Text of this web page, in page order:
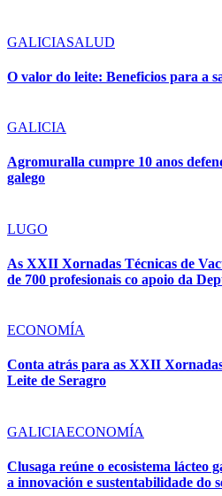
GALICIASALUD
O valor do leite: Beneficios para a
GALICIA
Agromuralla cumpre 10 anos
galego
LUGO
As XXII Xornadas Técnicas de
de 700 profesionais co apoio da
ECONOMÍA
Conta atrás para as XXII
Leite de Seragro
GALICIAECONOMÍA
Clusaga reúne o ecosistema lácteo
a innovación e sustentabilidade do